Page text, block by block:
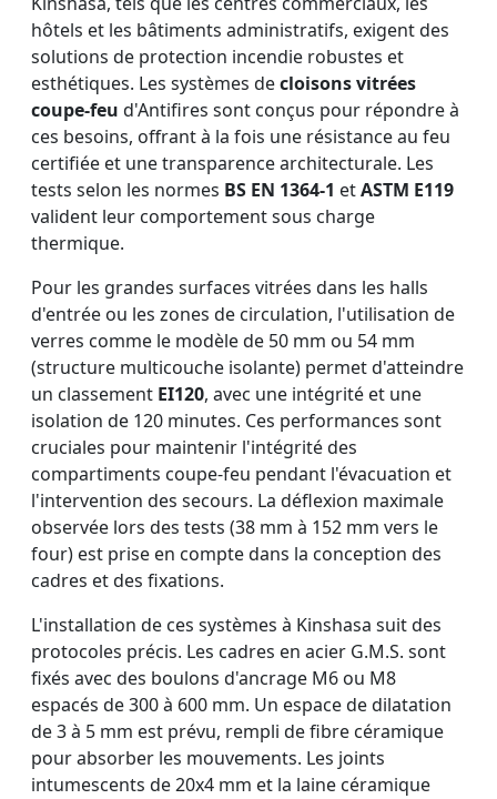
hôtels et les bâtiments administratifs, exigent des
solutions de protection incendie robustes et
esthétiques. Les systèmes decloisons vitrées
coupe-feu d'Antifires sont conçus pour répondre à
ces besoins, offrant à la fois une résistance au feu
certifiée et une transparence architecturale. Les
tests selon les normes BS EN 1364-1 etASTM E119
valident leur comportement sous charge
thermique.
Pour les grandes surfaces vitrées dans les halls
d'entrée ou les zones de circulation, l'utilisation de
verres comme le modèle de 50 mm ou 54 mm
(structure multicouche isolante) permet d'atteindre
un classement EI120, avec une intégrité et une
isolation de 120 minutes. Ces performances sont
cruciales pour maintenir l'intégrité des
compartiments coupe-feu pendant l'évacuation et
l'intervention des secours. La déflexion maximale
observée lors des tests (38 mm à 152 mm vers le
four) est prise en compte dans la conception des
cadres et des fixations.
L'installation de ces systèmes à Kinshasa suit des
protocoles précis. Les cadres en acier G.M.S. sont
fixés avec des boulons d'ancrage M6 ou M8
espacés de 300 à 600 mm. Un espace de dilatation
de 3 à 5 mm est prévu, rempli de fibre céramique
pour absorber les mouvements. Les joints
intumescents de 20x4 mm et la laine céramique